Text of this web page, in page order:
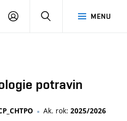
MENU
PŘIHLÁSIT
potravin
Ak. rok: 2025/2026